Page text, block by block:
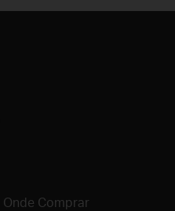
Onde Comprar